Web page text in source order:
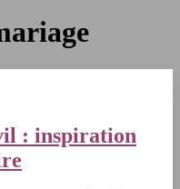
: inspiration